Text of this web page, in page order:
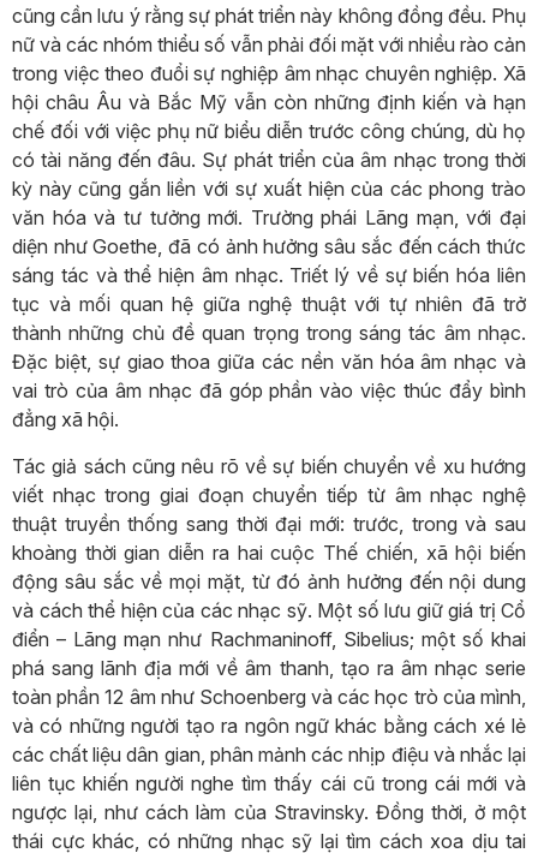
cũng cần lưu ý rằng sự phát triển này không đồng đều. Phụ
nữ và các nhóm thiểu số vẫn phải đối mặt với nhiều rào cản
trong việc theo đuổi sự nghiệp âm nhạc chuyên nghiệp. Xã
hội châu Âu và Bắc Mỹ vẫn còn những định kiến và hạn
chế đối với việc phụ nữ biểu diễn trước công chúng, dù họ
có tài năng đến đâu. Sự phát triển của âm nhạc trong thời
kỳ này cũng gắn liền với sự xuất hiện của các phong trào
văn hóa và tư tưởng mới. Trường phái Lãng mạn, với đại
diện như Goethe, đã có ảnh hưởng sâu sắc đến cách thức
sáng tác và thể hiện âm nhạc. Triết lý về sự biến hóa liên
tục và mối quan hệ giữa nghệ thuật với tự nhiên đã trở
thành những chủ đề quan trọng trong sáng tác âm nhạc.
Đặc biệt, sự giao thoa giữa các nền văn hóa âm nhạc và
vai trò của âm nhạc đã góp phần vào việc thúc đẩy bình
đẳng xã hội.
Tác giả sách cũng nêu rõ về sự biến chuyển về xu hướng
viết nhạc trong giai đoạn chuyển tiếp từ âm nhạc nghệ
thuật truyền thống sang thời đại mới: trước, trong và sau
khoàng thời gian diễn ra hai cuộc Thế chiến, xã hội biến
động sâu sắc về mọi mặt, từ đó ảnh hưởng đến nội dung
và cách thể hiện của các nhạc sỹ. Một số lưu giữ giá trị Cổ
điển – Lãng mạn như Rachmaninoff, Sibelius; một số khai
phá sang lãnh địa mới về âm thanh, tạo ra âm nhạc serie
toàn phần 12 âm như Schoenberg và các học trò của mình,
và có những người tạo ra ngôn ngữ khác bằng cách xé lẻ
các chất liệu dân gian, phân mảnh các nhịp điệu và nhắc lại
liên tục khiến người nghe tìm thấy cái cũ trong cái mới và
ngược lại, như cách làm của Stravinsky. Đồng thời, ở một
thái cực khác, có những nhạc sỹ lại tìm cách xoa dịu tai